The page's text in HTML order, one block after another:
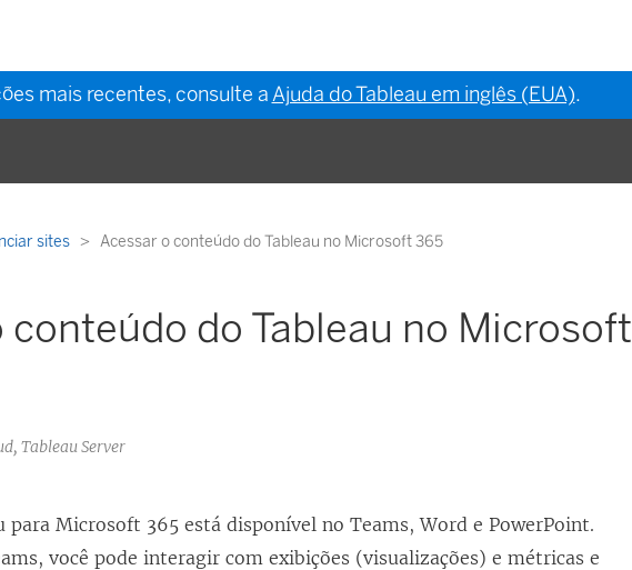
mais recentes, consulte aAjuda do Tableau em inglês (EUA).
sites Acessar o conteúdo do Tableau no Microsoft 365
conteúdo do Tableau no Microsoft
Tableau Server
para Microsoft 365 está disponível no Teams, Word e PowerPoint.
você pode interagir com exibições (visualizações) e métricas e